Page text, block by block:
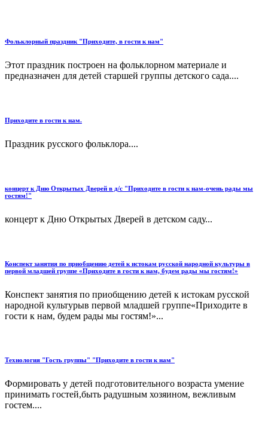
Фольклорный праздник "Приходите, в гости к нам"
Этот праздник построен на фольклорном материале и
предназначен для детей старшей группы детского сада....
Приходите в гости к нам.
Праздник русского фольклора....
концерт к Дню Открытых Дверей в д/с "Приходите в гости к нам-очень рады мы
гостям!"
концерт к Дню Открытых Дверей в детском саду...
Конспект занятия по приобщению детей к истокам русской народной культуры в
первой младшей группе «Приходите в гости к нам, будем рады мы гостям!»
Конспект занятия по приобщению детей к истокам русской
народной культурыв первой младшей группе«Приходите в
гости к нам, будем рады мы гостям!»...
Технология "Гость группы" "Приходите в гости к нам"
Формировать у детей подготовительного возраста умение
принимать гостей,быть радушным хозяином, вежливым
гостем....